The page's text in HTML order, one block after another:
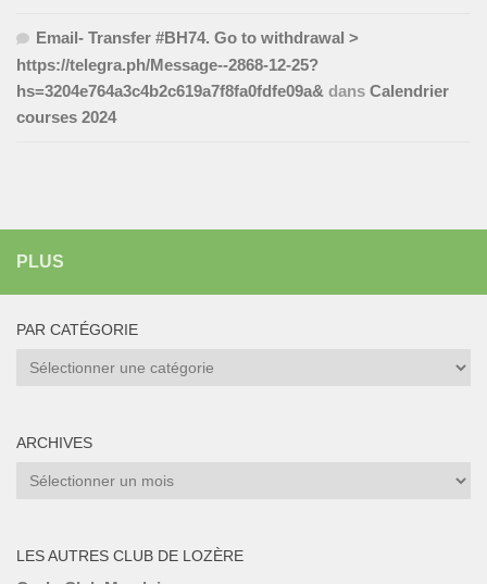
Email- Transfer #BH74. Go to withdrawal >
https://telegra.ph/Message--2868-12-25?
hs=3204e764a3c4b2c619a7f8fa0fdfe09a& dans Calendrier
courses 2024
PLUS
PAR CATÉGORIE
Par
ARCHIVES
Archives
LES AUTRES CLUB DE LOZÈRE